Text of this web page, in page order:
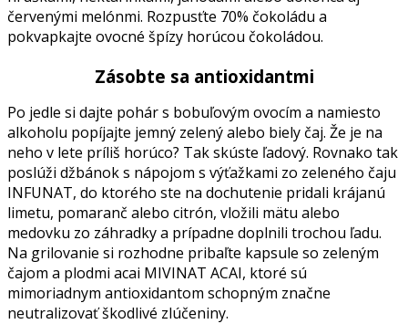
červenými melónmi. Rozpusťte 70% čokoládu a
pokvapkajte ovocné špízy horúcou čokoládou.
Zásobte sa antioxidantmi
Po jedle si dajte pohár s bobuľovým ovocím a namiesto
alkoholu popíjajte jemný zelený alebo biely čaj. Že je na
neho v lete príliš horúco? Tak skúste ľadový. Rovnako tak
poslúži džbánok s nápojom s výťažkami zo zeleného čaju
INFUNAT, do ktorého ste na dochutenie pridali krájanú
limetu, pomaranč alebo citrón, vložili mätu alebo
medovku zo záhradky a prípadne doplnili trochou ľadu.
Na grilovanie si rozhodne pribaľte kapsule so zeleným
čajom a plodmi acai MIVINAT ACAI, ktoré sú
mimoriadnym antioxidantom schopným značne
neutralizovať škodlivé zlúčeniny.